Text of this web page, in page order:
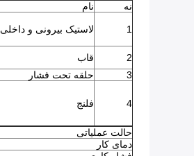
نه نام
1 لاستیک بیرونی و داخلی
2
قاب
3
حلقه تحت فشار
4 فلنج
حالت عملیاتی
دمای کار